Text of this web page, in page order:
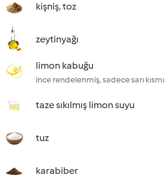
kişniş, toz
zeytinyağı
limon kabuğu
ince rendelenmiş, sadece sarı kısmı
taze sıkılmış limon suyu
tuz
karabiber